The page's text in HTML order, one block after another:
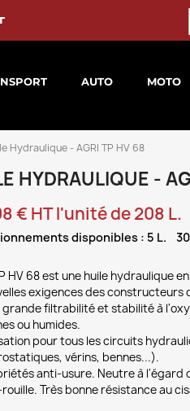
AUTO MOTO
Hydraulique - AGRI TP HV 68
HYDRAULIQUE -
€ HT l'unité de 208 L.
disponibles : 5 L.
HV 68 est une huile hydraulique
exigences des constructeurs
grande filtrabilité et stabilité à
ou humides.
pour tous les circuits
vérins, bennes...).
anti-usure. Neutre à l'égard
Très bonne résistance au